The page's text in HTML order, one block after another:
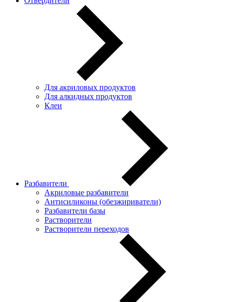
Для акриловых продуктов
Для алкидных продуктов
Клеи
Разбавители
Акриловые разбавители
Антисиликоны (обезжириватели)
Разбавители базы
Растворители
Растворители переходов